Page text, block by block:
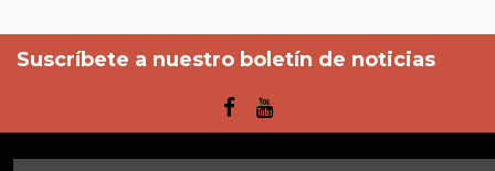
Suscríbete a nuestro boletín de noticias